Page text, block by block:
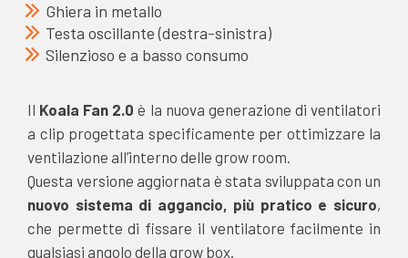
Ghiera in metallo
Testa oscillante (destra-sinistra)
Silenzioso e a basso consumo
Il Koala Fan 2.0 è la nuova generazione di ventilatori
a clip progettata specificamente per ottimizzare la
ventilazione all’interno delle grow room.
Questa versione aggiornata è stata sviluppata con un
nuovo sistema di aggancio, più pratico e sicuro,
che permette di fissare il ventilatore facilmente in
qualsiasi angolo della grow box.